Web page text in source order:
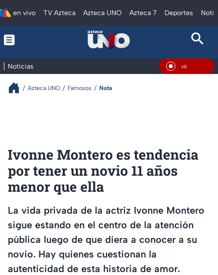
en vivo TV Azteca Azteca UNO Azteca 7 Deportes
Noticias En
Azteca UNO Famosos Nota
Ivonne Montero es tendencia
por tener un novio 11 años
menor que ella
La vida privada de la actriz Ivonne Montero
sigue estando en el centro de la atención
pública luego de que diera a conocer a su
novio. Hay quienes cuestionan la
autenticidad de esta historia de amor.